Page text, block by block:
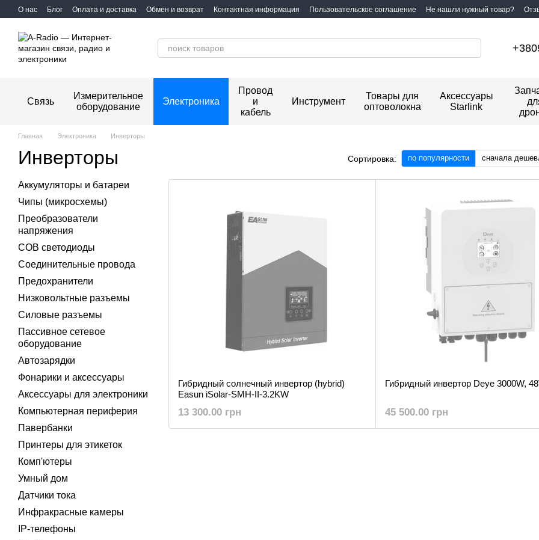
Перейти к основному контенту
О нас Блог Оплата и доставка Обмен и возврат Контактная информация Пользовательское соглашение Не нашли нужный товар?
Связь
Измерительное
оборудование
Электроника
Провод
и
кабель
Инструмент
Товары для
оптоволокна
Аксессуары
Starlink
Главная Электроника Инверторы
Инверторы Сортировка: по популярности сначала
Гибридный солнечный инвертор (hybrid)
Easun iSolar-SMH-II-3.2KW
13 300.00 грн
Гибридный инвертор Deye 3000W,
45 500.00 грн
Аккумуляторы и батареи
Чипы (микросхемы)
Преобразователи
напряжения
COB светодиоды
Соединительные провода
Предохранители
Низковольтные разъемы
Силовые разъемы
Пассивное сетевое
оборудование
Автозарядки
Фонарики и аксессуары
Аксессуары для электроники
Компьютерная периферия
Павербанки
Принтеры для этикеток
Комп'ютеры
Умный дом
Датчики тока
Инфракрасные камеры
IP-телефоны